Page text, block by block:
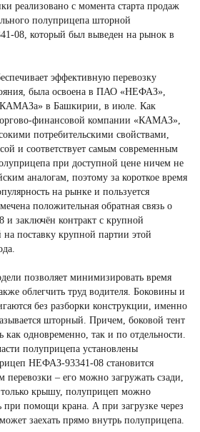
реализовано с момента старта продаж
полуприцепа шторной
08, который был выведен на рынок в
эффективную перевозку
была освоена в ПАО «НЕФАЗ»,
в Башкирии, в июле. Как
финансовой компании «КАМАЗ»,
потребительскими свойствами,
и соответствует самым современным
при доступной цене ничем не
аналогам, поэтому за короткое время
на рынке и пользуется
положительная обратная связь о
и заключён контракт с крупной
поставку крупной партии этой
позволяет минимизировать время
облегчить труд водителя. Боковины и
без разборки конструкции, именно
шторный. Причем, боковой тент
одновременно, так и по отдельности.
полуприцепа установлены
НЕФАЗ-93341-08 становится
перевозки – его можно загружать сзади,
крышу, полуприцеп можно
при помощи крана. А при загрузке через
заехать прямо внутрь полуприцепа.